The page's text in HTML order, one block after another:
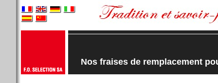
Nos fraises de remplacement